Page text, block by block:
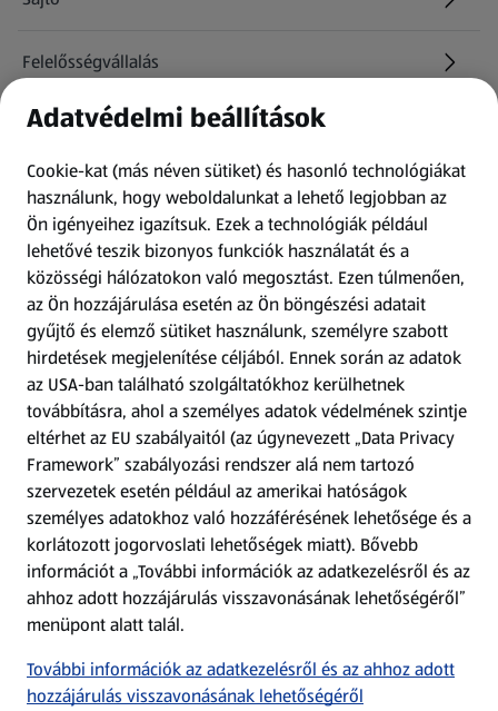
Felelősségvállalás
Információk
Kérdőív
Fizetési lehetőségek
ALDI utalványok
Árcsökkentés
Adattörlő alkalmazás
Szervizpont
(új oldalon nyílik meg)
Fedezz fel minket az interneten!
Töltsd le az ALDI Magyarország applikációt!
Adatvédelmi beállítások
Cookie-kat (más néven sütiket) és hasonló technológiákat
használunk, hogy weboldalunkat a lehető legjobban az
Ön igényeihez igazítsuk. Ezek a technológiák például
lehetővé teszik bizonyos funkciók használatát és a
közösségi hálózatokon való megosztást. Ezen túlmenően,
az Ön hozzájárulása esetén az Ön böngészési adatait
gyűjtő és elemző sütiket használunk, személyre szabott
hirdetések megjelenítése céljából. Ennek során az adatok
az USA-ban található szolgáltatókhoz kerülhetnek
továbbításra, ahol a személyes adatok védelmének szintje
eltérhet az EU szabályaitól (az úgynevezett „Data Privacy
Framework” szabályozási rendszer alá nem tartozó
szervezetek esetén például az amerikai hatóságok
személyes adatokhoz való hozzáférésének lehetősége és a
korlátozott jogorvoslati lehetőségek miatt). Bővebb
információt a „További információk az adatkezelésről és az
ahhoz adott hozzájárulás visszavonásának lehetőségéről”
menüpont alatt talál.
További információk az adatkezelésről és az ahhoz adott
hozzájárulás visszavonásának lehetőségéről